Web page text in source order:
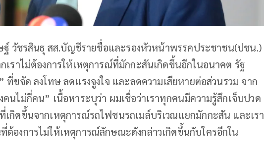
วัชรสินธุ สส.บัญชีรายชื่อและรองหัวหน้าพรรคประชาชน(ปชน.)
เราไม่ต้องการให้เหตุการณ์ที่มักกะสันเกิดขึ้นอีกในอนาคต รัฐ
ขจัด ลงโทษ ลดแรงจูงใจ และลดความเสียหายต่อส่วนรวม จาก
นไม่กี่คน” เนื้อหาระบุว่า ผมเชื่อว่าเราทุกคนมีความรู้สึกเจ็บปวด
เกิดขึ้นจากเหตุการณ์รถไฟชนรถเมล์บริเวณแยกมักกะสัน และเรา
ต้องการไม่ให้เหตุการณ์ลักษณะดังกล่าวเกิดขึ้นกับใครอีกใน